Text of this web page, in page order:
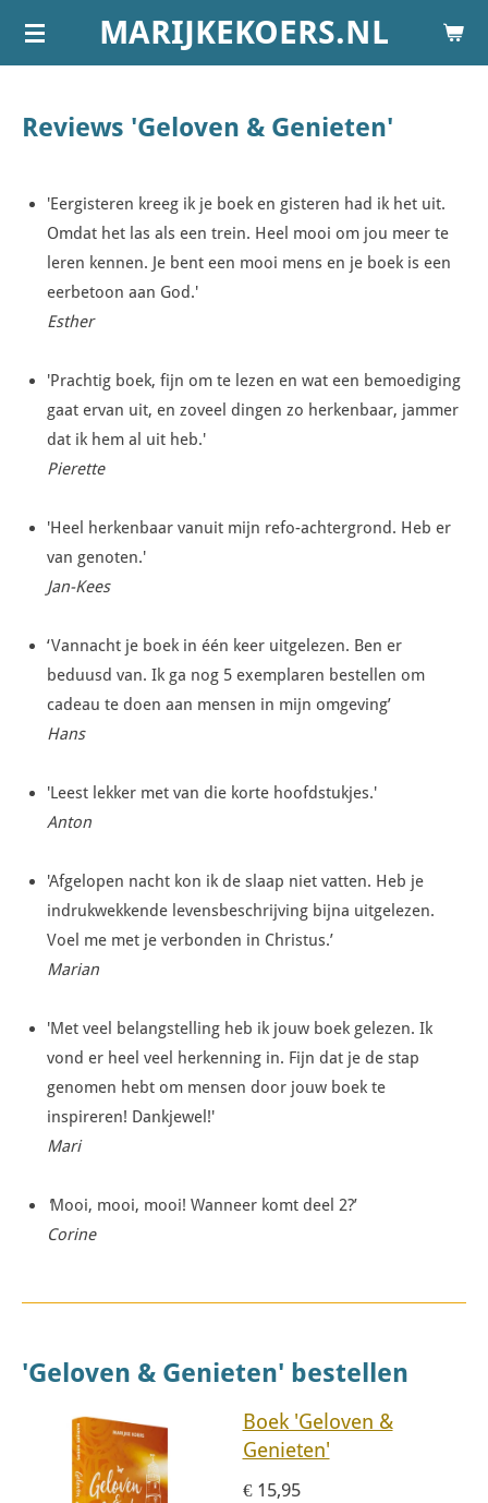
Ga
hoofdinhoud
MARIJKEKOERS.NL
Reviews 'Geloven & Genieten'
'Eergisteren kreeg ik je boek en gisteren had ik het uit.
Omdat het las als een trein. Heel mooi om jou meer te
leren kennen. Je bent een mooi mens en je boek is een
eerbetoon aan God.'
Esther
'Prachtig boek, fijn om te lezen en wat een bemoediging
gaat ervan uit, en zoveel dingen zo herkenbaar, jammer
dat ik hem al uit heb.'
Pierette
'Heel herkenbaar vanuit mijn refo-achtergrond. Heb er
van genoten.'
Jan-Kees
‘Vannacht je boek in één keer uitgelezen. Ben er
beduusd van. Ik ga nog 5 exemplaren bestellen om
cadeau te doen aan mensen in mijn omgeving’
Hans
'Leest lekker met van die korte hoofdstukjes.'
Anton
'Afgelopen nacht kon ik de slaap niet vatten. Heb je
indrukwekkende levensbeschrijving bijna uitgelezen.
Voel me met je verbonden in Christus.’
Marian
'Met veel belangstelling heb ik jouw boek gelezen. Ik
vond er heel veel herkenning in. Fijn dat je de stap
genomen hebt om mensen door jouw boek te
inspireren! Dankjewel!'
Mari
Mooi, mooi, mooi! Wanneer komt deel 2?’
Corine
'Geloven & Genieten' bestellen
Boek 'Geloven &
Genieten'
€ 15,95